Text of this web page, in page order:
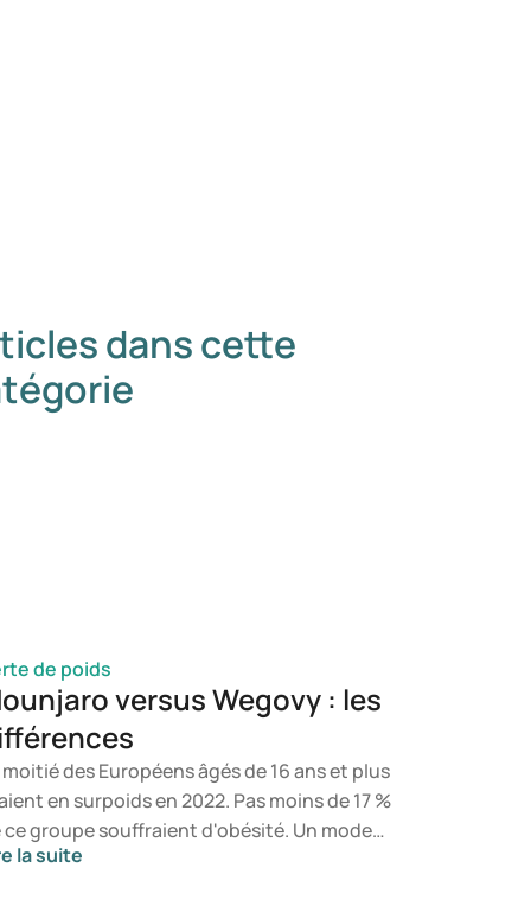
dans cette
de poids
versus Wegovy : les
moitié des Européens âgés de 16 ans et plus
en surpoids en 2022. Pas moins de 17 %
ce groupe souffraient d'obésité. Un mode
vie sain et une alimentation équilibrée
la suite